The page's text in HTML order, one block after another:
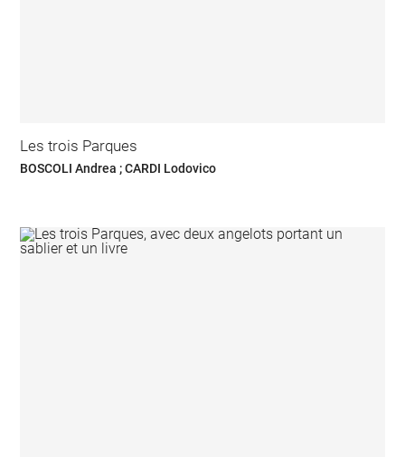
Les trois Parques
BOSCOLI Andrea ; CARDI Lodovico